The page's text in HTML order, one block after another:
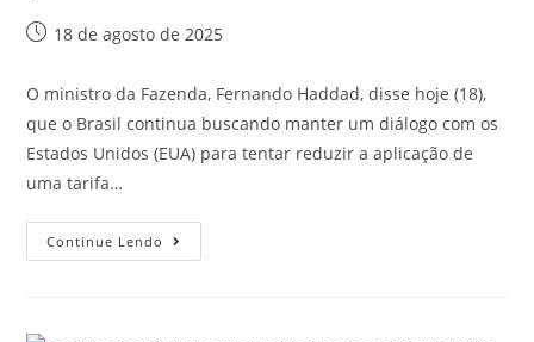
18 de agosto de 2025
O ministro da Fazenda, Fernando Haddad, disse hoje (18),
que o Brasil continua buscando manter um diálogo com os
Estados Unidos (EUA) para tentar reduzir a aplicação de
uma tarifa…
Continue Lendo